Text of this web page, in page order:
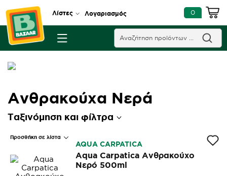
Λίστες Λογαριασμός 0
Ανθρακούχα Νερά
Ταξινόμηση και φίλτρα
Προσθήκη σε λίστα
AQUA CARPATICA
Aqua Carpatica Ανθρακούχο
Νερό 500ml